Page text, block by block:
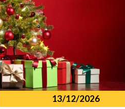
13/12/2026